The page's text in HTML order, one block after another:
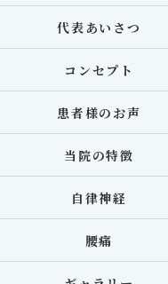
代表あいさつ
コンセプト
患者様のお声
当院の特徴
自律神経
腰痛